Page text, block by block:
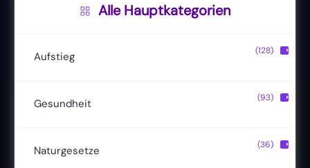
Alle Hauptkategorien
Aufstieg
Christusbewusstsein (20)
(11)
(128) ▶
Gesundheit
(13)
(93) ▶
Naturgesetze (36) ▶